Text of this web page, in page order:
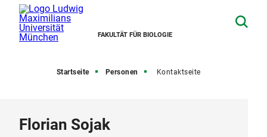
FAKULTÄT FÜR BIOLOGIE
Startseite Personen Kontaktseite
Florian Sojak